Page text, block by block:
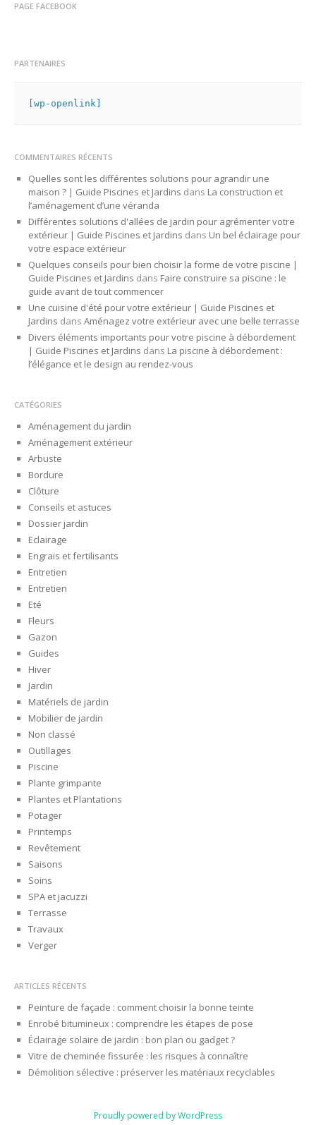
PAGE FACEBOOK
PARTENAIRES
[wp-openlink]
COMMENTAIRES RÉCENTS
Quelles sont les différentes solutions pour agrandir une
maison ? | Guide Piscines et Jardins dans La construction et
l’aménagement d’une véranda
Différentes solutions d'allées de jardin pour agrémenter votre
extérieur | Guide Piscines et Jardins dans Un bel éclairage pour
votre espace extérieur
Quelques conseils pour bien choisir la forme de votre piscine |
Guide Piscines et Jardins dans Faire construire sa piscine : le
guide avant de tout commencer
Une cuisine d'été pour votre extérieur | Guide Piscines et
Jardins dans Aménagez votre extérieur avec une belle terrasse
Divers éléments importants pour votre piscine à débordement
| Guide Piscines et Jardins dans La piscine à débordement :
l’élégance et le design au rendez-vous
CATÉGORIES
Aménagement du jardin
Aménagement extérieur
Arbuste
Bordure
Clôture
Conseils et astuces
Dossier jardin
Eclairage
Engrais et fertilisants
Entretien
Entretien
Eté
Fleurs
Gazon
Guides
Hiver
Jardin
Matériels de jardin
Mobilier de jardin
Non classé
Outillages
Piscine
Plante grimpante
Plantes et Plantations
Potager
Printemps
Revêtement
Saisons
Soins
SPA et jacuzzi
Terrasse
Travaux
Verger
ARTICLES RÉCENTS
Peinture de façade : comment choisir la bonne teinte
Enrobé bitumineux : comprendre les étapes de pose
Éclairage solaire de jardin : bon plan ou gadget ?
Vitre de cheminée fissurée : les risques à connaître
Démolition sélective : préserver les matériaux recyclables
Proudly powered by WordPress